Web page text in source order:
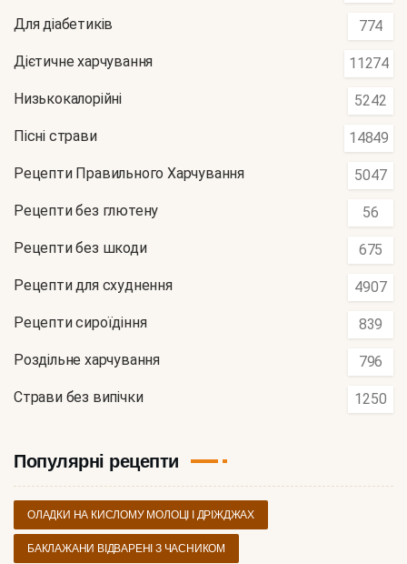
Для діабетиків 774
Дієтичне харчування 11274
Низькокалорійні 5242
Пісні страви 14849
Рецепти Правильного Харчування 5047
Рецепти без глютену 56
Рецепти без шкоди 675
Рецепти для схуднення 4907
Рецепти сироїдіння 839
Роздільне харчування 796
Страви без випічки 1250
Популярні рецепти
ОЛАДКИ НА КИСЛОМУ МОЛОЦІ І ДРІЖДЖАХ
БАКЛАЖАНИ ВІДВАРЕНІ З ЧАСНИКОМ